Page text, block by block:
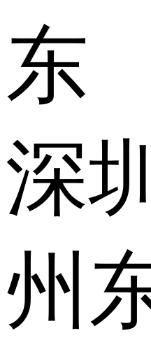
东
深圳
州